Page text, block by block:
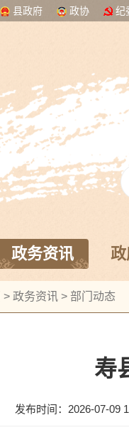
县政府 政协 纪
政务资讯
> 政务资讯 > 部门动态
寿
发布时间：2026-07-09